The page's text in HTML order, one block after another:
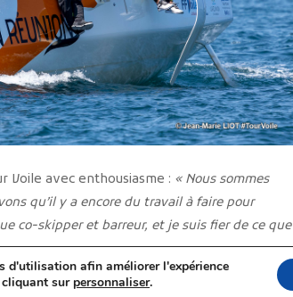
Voile avec enthousiasme : « Nous sommes
qu’il y a encore du travail à faire pour
co-skipper et barreur, et je suis fier de ce que
d'utilisation afin améliorer l'expérience
cliquant sur personnaliser.